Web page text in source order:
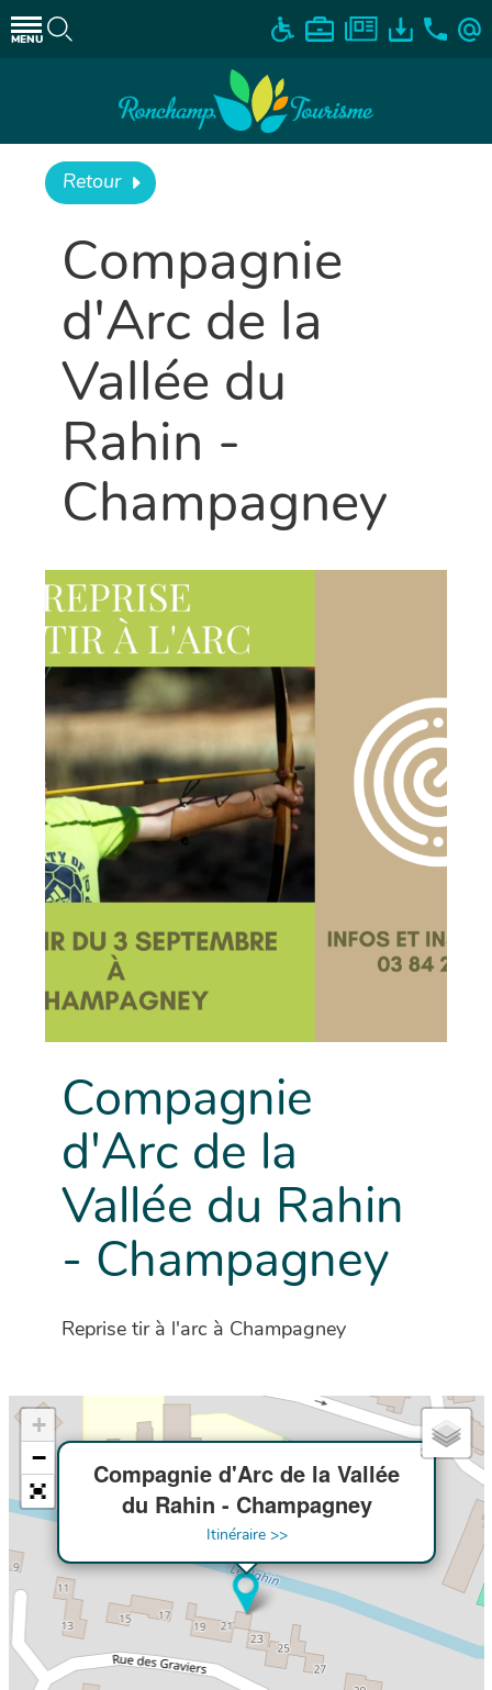
MENU
Retour
Compagnie
d'Arc de la
Vallée du
Rahin -
Champagney
Compagnie
d'Arc de la
Vallée du Rahin
- Champagney
Reprise tir à l'arc à Champagney
Compagnie d'Arc de la Vallée
du Rahin - Champagney
Itinéraire >>
×
+
−